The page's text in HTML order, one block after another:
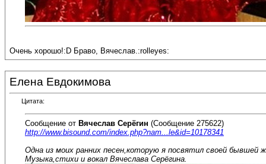
Очень хорошо!:D Браво, Вячеслав.:rolleyes:
Елена Евдокимова
Цитата:
Сообщение от Вячеслав Серёгин (Сообщение 275622)
http://www.bisound.com/index.php?nam...le&id=10178341
Одна из моих ранних песен,которую я посвятил своей бывшей
Музыка,стихи и вокал Вячеслава Серёгина.